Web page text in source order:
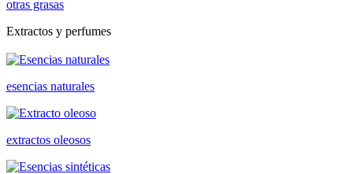
otras grasas
Extractos y perfumes
esencias naturales
extractos oleosos